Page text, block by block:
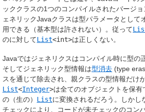
ッククラスの1つのコンパイルされたバージ
ェネリックJavaクラスは型パラメータとして
用できる（基本型は許されない）。従って
のに対してList<int>は正しくない。
Javaではジェネリクスはコンパイル時に型の
そしてジェネリック型情報は型消去 (type
スを通じて除去され、親クラスの型情報だけ
List<Integer>は全てのオブジェクトを保有
の（生の） Listに変換されるだろう。しかし
チェックにより、コードが未チェックのコン